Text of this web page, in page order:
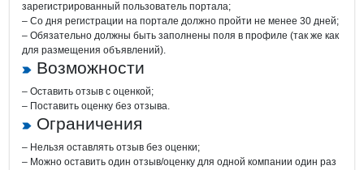
зарегистрированный пользователь портала;
– Со дня регистрации на портале должно пройти не менее 30 дней;
– Обязательно должны быть заполнены поля в профиле (так же как
для размещения объявлений).
Возможности
– Оставить отзыв с оценкой;
– Поставить оценку без отзыва.
Ограничения
– Нельзя оставлять отзыв без оценки;
– Можно оставить один отзыв/оценку для одной компании один раз